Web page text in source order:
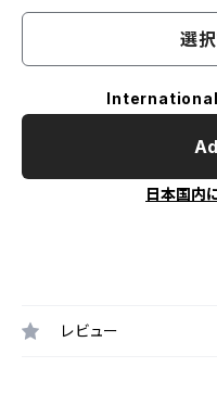
選択
日本国内
レビュー